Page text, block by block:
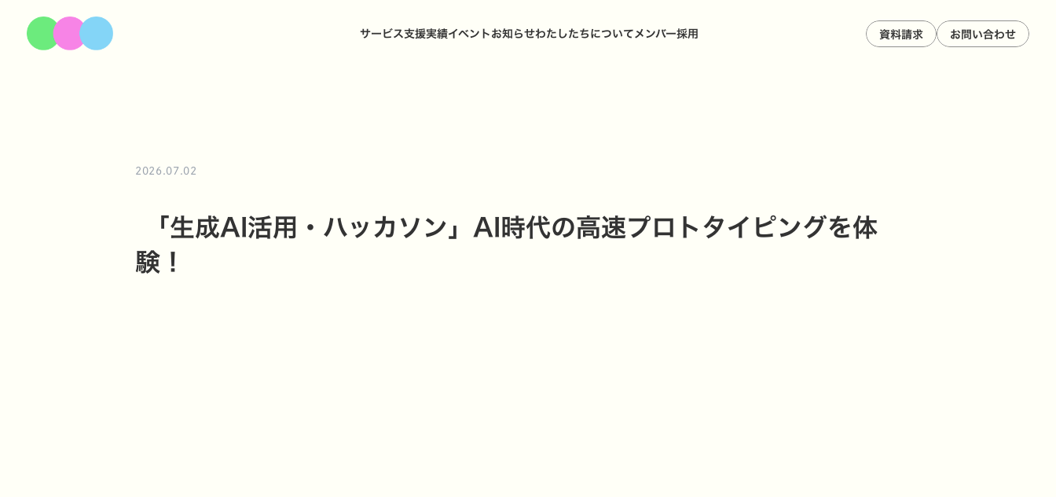
2026.07.02
「生成AI活用・ハッカソン」AI時代の高速プロトタイピングを体
験！
サービス支援実績イベントお知らせわたしたちについてメンバー採用 資料請求 お問い合わせ